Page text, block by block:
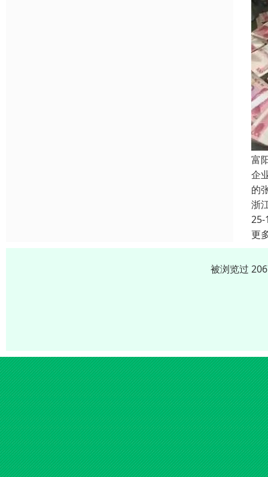
富
企
的
浙
25-
更
被浏览过